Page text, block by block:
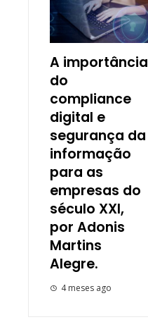
A importância
do
compliance
digital e
segurança da
informação
para as
empresas do
século XXI,
por Adonis
Martins
Alegre.
4 meses ago